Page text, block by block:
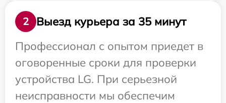
2
Выезд курьера за 35 минут
Профессионал с опытом приедет в
оговоренные сроки для проверки
устройства LG. При серьезной
неисправности мы обеспечим